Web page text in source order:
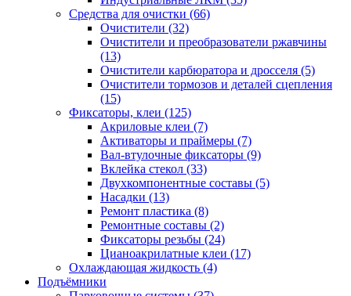
Средства для очистки (66)
Очистители (32)
Очистители и преобразователи ржавчины
(13)
Очистители карбюратора и дросселя (5)
Очистители тормозов и деталей сцепления
(15)
Фиксаторы, клеи (125)
Акриловые клеи (7)
Активаторы и праймеры (7)
Вал-втулочные фиксаторы (9)
Вклейка стекол (33)
Двухкомпонентные составы (5)
Насадки (13)
Ремонт пластика (8)
Ремонтные составы (2)
Фиксаторы резьбы (24)
Цианоакрилатные клеи (17)
Охлаждающая жидкость (4)
Подъёмники